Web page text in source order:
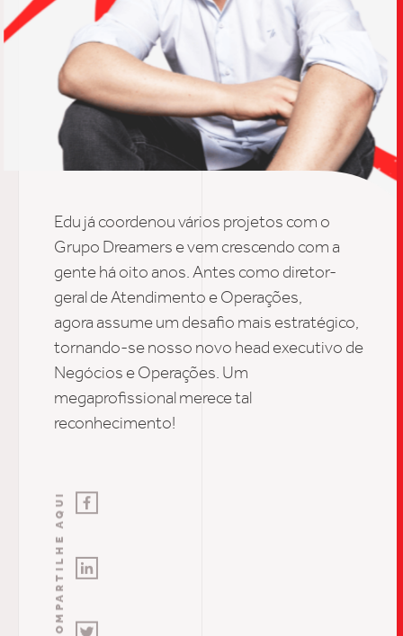
Edu já coordenou vários projetos com o
Grupo Dreamers evem crescendo com a
gentehá oito anos Antes como diretor-
geral de Atendimento e Operações,
agora assumeum desafio mais estratégico,
tornando-se nosso novo head executivo de
Negócios e Operações. Um
megaprofissionalmerece tal
reconhecimento!
COMPARTILHE AQUI